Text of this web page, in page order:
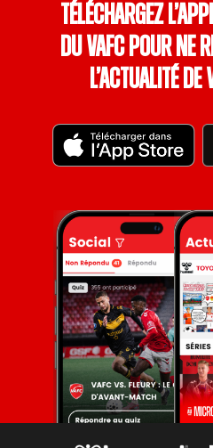
Téléchargez
du VAFC pour ne
l’actualité